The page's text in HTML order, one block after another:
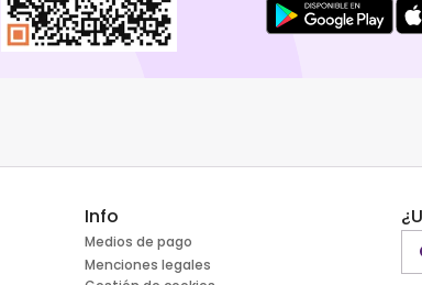
Info
Medios de pago
Menciones legales